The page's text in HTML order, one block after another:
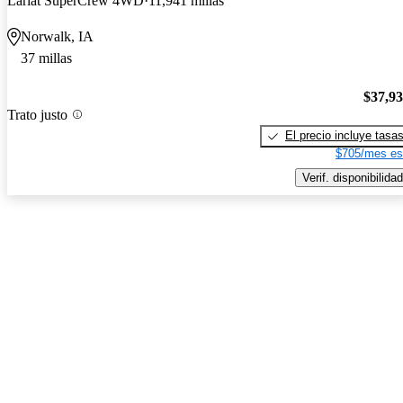
Norwalk, IA
37 millas
Trato justo
El precio incluye tasas
$705/mes
Verif. disponibilidad